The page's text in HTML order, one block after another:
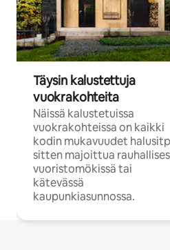
Täysin kalustettuja
vuokrakohteita
Näissä kalustetuissa
vuokrakohteissa on kaikki
kodin mukavuudet
sitten majoittua
vuoristomökissä tai
kätevässä
kaupunkiasunnossa.